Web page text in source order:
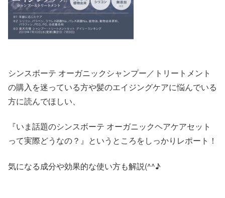
シンスボーテ オーガニックシャンプー／トリートメント
の購入を迷っている方や髪のエイジングケアに悩んでいる
方に読んでほしい、
『いま話題のシンスボーテ オーガニックヘアケアセット
って実際どうなの？』というところをしっかりレポート！
気になる成分や効果的な使い方も解説(^^♪